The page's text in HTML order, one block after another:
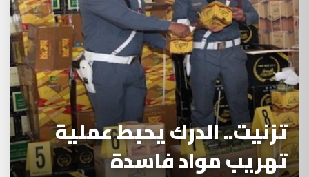
تزنيت.. الدرك يحبط عملية
تهريب مواد فاسدة